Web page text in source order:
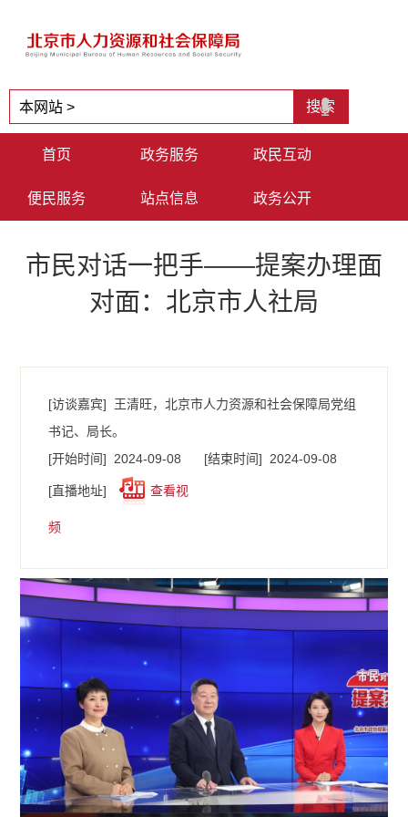
首页 政务服务 政民互动
便民服务 站点信息 政务公开
市民对话一把手——提案办理面
对面：北京市人社局
[访谈嘉宾]
王清旺，北京市人力资源和社会保障局党组
书记、局长。
[开始时间] 2024-09-08 [结束时间] 2024-09-08
[直播地址] 查看视
频